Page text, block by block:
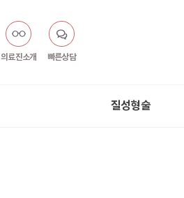
의료진소개 빠른상담
질성형술